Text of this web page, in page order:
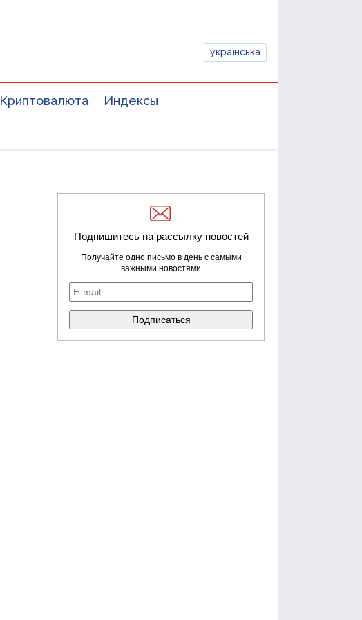
українська
Криптовалюта Индексы
Подпишитесь на рассылку новостей
Получайте одно письмо в день с самыми
важными новостями